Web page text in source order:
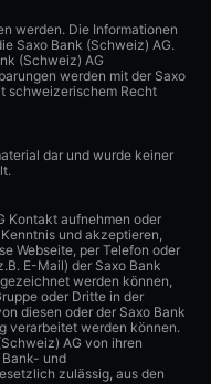
werden. Die Informationen
Saxo Bank (Schweiz) AG.
(Schweiz) AG
werden mit der Saxo
schweizerischem Recht
dar und wurde keiner
Kontakt aufnehmen oder
und akzeptieren,
Webseite, per Telefon oder
E-Mail) der Saxo Bank
werden können,
oder Dritte in der
diesen oder der Saxo Bank
verarbeitet werden können.
AG von ihren
und
zulässig, aus den